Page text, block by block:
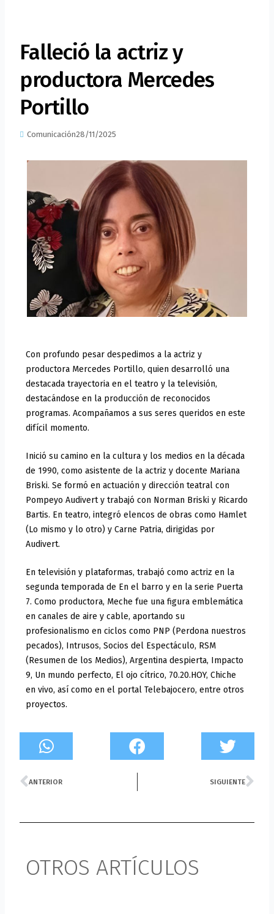
Falleció la actriz y
productora Mercedes
Portillo
Comunicación28/11/2025
Con profundo pesar despedimos a la actriz y
productora Mercedes Portillo, quien desarrolló una
destacada trayectoria en el teatro y la televisión,
destacándose en la producción de reconocidos
programas. Acompañamos a sus seres queridos en este
difícil momento.
Inició su camino en la cultura y los medios en la década
de 1990, como asistente de la actriz y docente Mariana
Briski. Se formó en actuación y dirección teatral con
Pompeyo Audivert y trabajó con Norman Briski y Ricardo
Bartis. En teatro, integró elencos de obras como Hamlet
(Lo mismo y lo otro) y Carne Patria, dirigidas por
Audivert.
En televisión y plataformas, trabajó como actriz en la
segunda temporada de En el barro y en la serie Puerta
7. Como productora, Meche fue una figura emblemática
en canales de aire y cable, aportando su
profesionalismo en ciclos como PNP (Perdona nuestros
pecados), Intrusos, Socios del Espectáculo, RSM
(Resumen de los Medios), Argentina despierta, Impacto
9, Un mundo perfecto, El ojo cítrico, 70.20.HOY, Chiche
en vivo, así como en el portal Telebajocero, entre otros
proyectos.
Prev
ANTERIOR SIGUIENTE
OTROS ARTÍCULOS